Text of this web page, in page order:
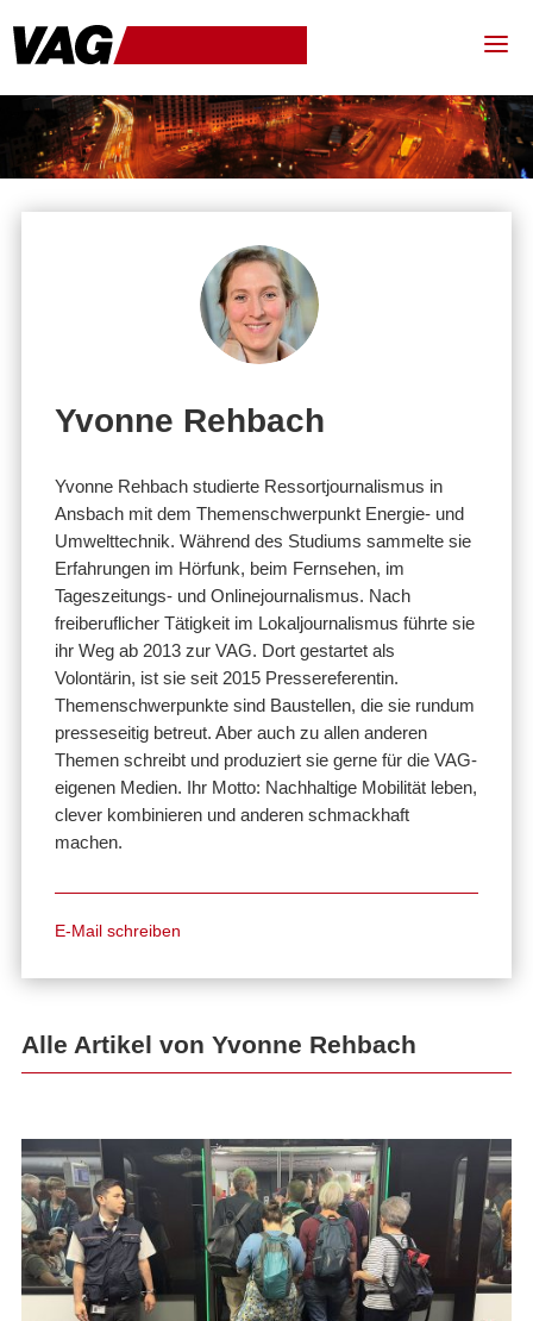
Yvonne Rehbach
Yvonne Rehbach studierte Ressortjournalismus in
Ansbach mit dem Themenschwerpunkt Energie- und
Umwelttechnik. Während des Studiums sammelte sie
Erfahrungen im Hörfunk, beim Fernsehen, im
Tageszeitungs- und Onlinejournalismus. Nach
freiberuflicher Tätigkeit im Lokaljournalismus führte sie
ihr Weg ab 2013 zur VAG. Dort gestartet als
Volontärin, ist sie seit 2015 Pressereferentin.
Themenschwerpunkte sind Baustellen, die sie rundum
presseseitig betreut. Aber auch zu allen anderen
Themen schreibt und produziert sie gerne für die VAG-
eigenen Medien. Ihr Motto: Nachhaltige Mobilität leben,
clever kombinieren und anderen schmackhaft
machen.
E-Mail schreiben
Alle Artikel von Yvonne Rehbach